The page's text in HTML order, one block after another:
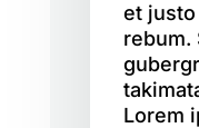
et
rebum.
Lorem